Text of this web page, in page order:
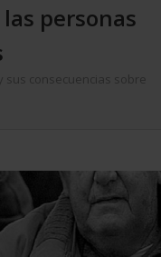
personas
sus consecuencias sobre